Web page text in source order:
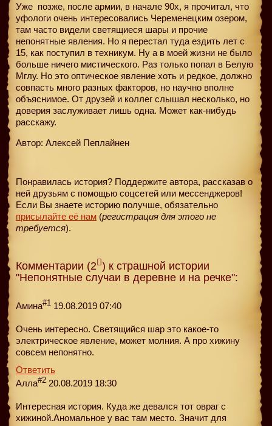
Уже позже, после армии, в начале 90х, я прочитал, что
уфологи очень интересовались Череменецким озером,
там часто видели светящиеся шары и прочие
непонятные явления. Но я перестал туда ездить лет с
15, как поступил в техникум. Ну а в моей жизни не было
больше ничего мистического. Раз только попал в Белую
Мглу. Но это оптическое явление хоть и редкое, должно
совпасть много разных факторов, но научно вполне
объяснимое. От друзей и коллег слышал несколько, но
доверия заслуживает лишь одна. Может как-нибудь
расскажу.
Автор: Алексей Пеплайнен
Понравилась история? Поддержите автора, рассказав о
ней друзьям с помощью соцсетей или мессенджеров!
Если Вы знаете историю получше, обязательно
присылайте её нам (регистрация для этого не
требуется).
Комментарии (2 ) к страшной истории
"Непонятные случаи в деревне и на речке":
Амина#1 19.08.2019 07:40
Очень интересно. Светящийся шар это какое-то
электрическое явление, может молния. А про хижину
совсем непонятно.
Ответить
Алла#2 20.08.2019 18:30
Интересная история. Куда же девался тот овраг с
хижиной.Аномальное у вас там место. Значит для